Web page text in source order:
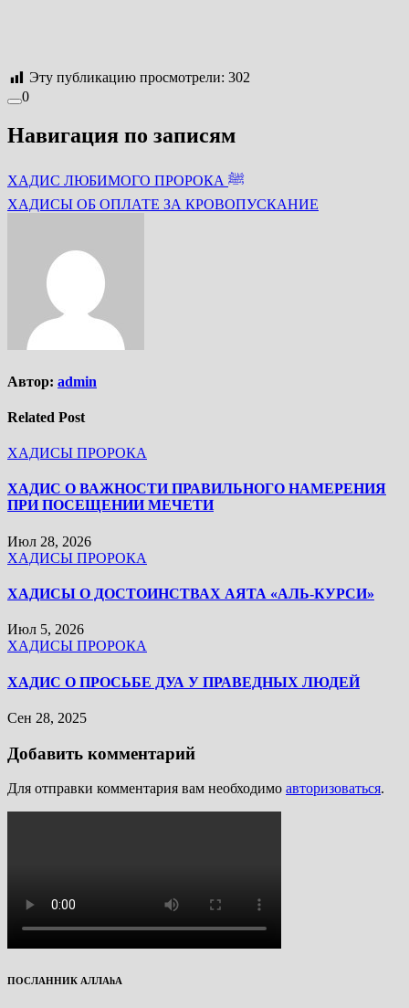
Эту публикацию просмотрели: 302
0
Навигация по записям
ХАДИС ЛЮБИМОГО ПРОРОКА ﷺ
ХАДИСЫ ОБ ОПЛАТЕ ЗА КРОВОПУСКАНИЕ
Автор: admin
Related Post
ХАДИСЫ ПРОРОКА
ХАДИС О ВАЖНОСТИ ПРАВИЛЬНОГО НАМЕРЕНИЯ
ПРИ ПОСЕЩЕНИИ МЕЧЕТИ
Июл 28, 2026
ХАДИСЫ ПРОРОКА
ХАДИСЫ О ДОСТОИНСТВАХ АЯТА «АЛЬ-КУРСИ»
Июл 5, 2026
ХАДИСЫ ПРОРОКА
ХАДИС О ПРОСЬБЕ ДУА У ПРАВЕДНЫХ ЛЮДЕЙ
Сен 28, 2025
Добавить комментарий
Для отправки комментария вам необходимо авторизоваться.
ПОСЛАННИК АЛЛАhА